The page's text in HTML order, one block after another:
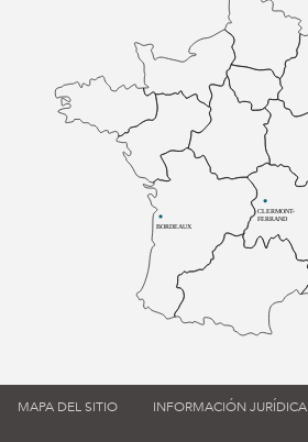
BORDEAUX
CLERMONT-
FERRAND
MAPA DEL SITIO INFORMACIÓN JURÍDICA